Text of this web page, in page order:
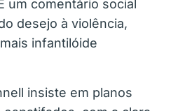
um comentário social
desejo à violência,
infantilóide
insiste em planos